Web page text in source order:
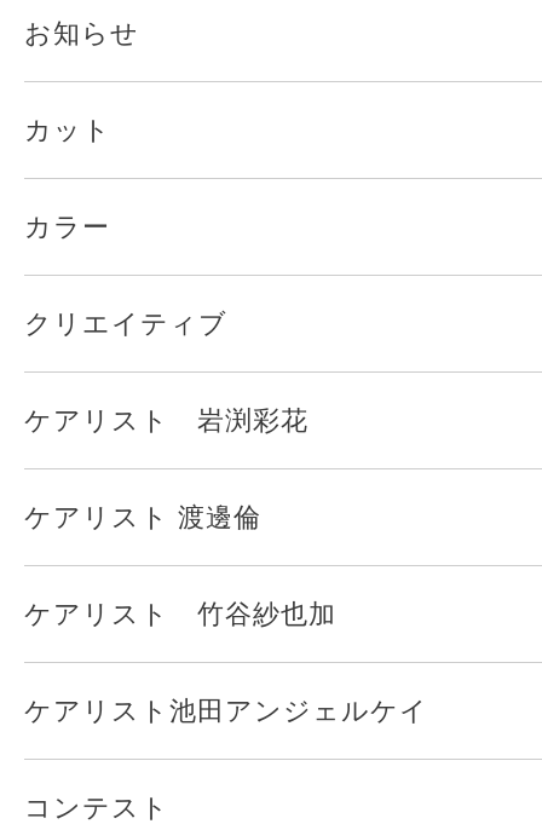
お知らせ
カット
カラー
クリエイティブ
ケアリスト 岩渕彩花
ケアリスト 渡邊倫
ケアリスト 竹谷紗也加
ケアリスト池田アンジェルケイ
コンテスト